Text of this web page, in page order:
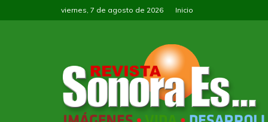
al
viernes, 7 de agosto de 2026 Inicio